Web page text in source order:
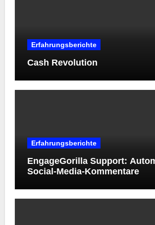
Erfahrungsberichte
Cash Revolution
Erfahrungsberichte
EngageGorilla Support:
Social-Media-Kommentare